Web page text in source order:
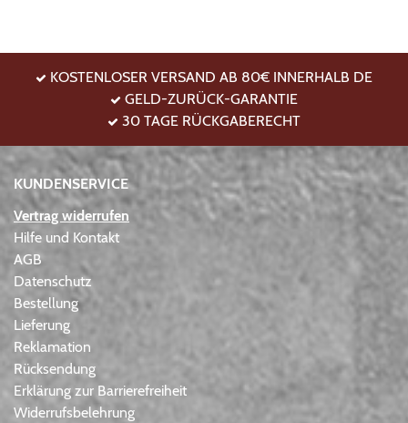
KOSTENLOSER VERSAND AB 80€ INNERHALB DE
GELD-ZURÜCK-GARANTIE
30 TAGE RÜCKGABERECHT
KUNDENSERVICE
Vertrag widerrufen
Hilfe und Kontakt
AGB
Datenschutz
Bestellung
Lieferung
Reklamation
Rücksendung
Erklärung zur Barrierefreiheit
Widerrufsbelehrung